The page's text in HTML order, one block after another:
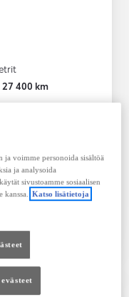
27 400 km
ja voimme personoida sisältöä
ja analysoida
sivustoamme sosiaalisen
kanssa. Katso lisätietoja